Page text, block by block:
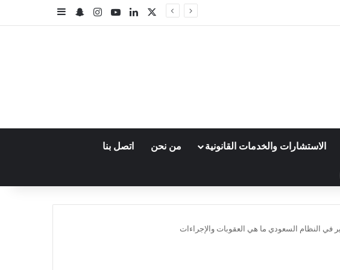
لينكدإن‫YouTubeانستقرامسناب تشات
إضافة عمود
الاستشارات والخدمات القانونية من نحن اتصل بنا
في النظام السعودي ما هي العقوبات والإجراءات